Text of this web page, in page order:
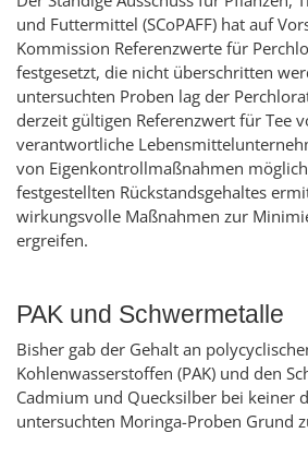
und Futtermittel (SCoPAFF) hat auf
Kommission Referenzwerte für
festgesetzt, die nicht überschritten
untersuchten Proben lag der
derzeit gültigen Referenzwert für Tee
verantwortliche
von Eigenkontrollmaßnahmen
festgestellten Rückstandsgehaltes
wirkungsvolle Maßnahmen zur
ergreifen.
PAK und Schwermetalle
Bisher gab der Gehalt an
Kohlenwasserstoffen (PAK) und den
Cadmium und Quecksilber bei keiner
untersuchten Moringa-Proben Grund